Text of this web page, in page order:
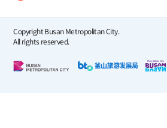
Copyright Busan Metropolitan City.
All rights reserved.